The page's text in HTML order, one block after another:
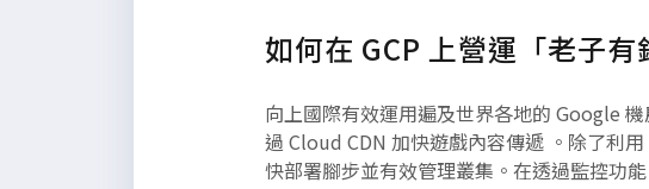
如何在 GCP 上營運「老子有
向上國際有效運用遍及世界各地的 Google
過 Cloud CDN 加快遊戲內容傳遞 。除了利
快部署腳步並有效管理叢集。在透過監控功